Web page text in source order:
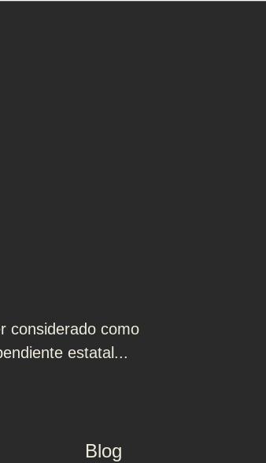
considerado como
estatal...
Blog